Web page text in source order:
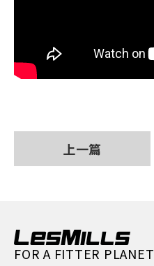
上一篇
FOR A FITTER PLANET